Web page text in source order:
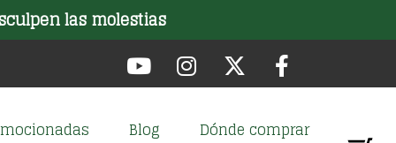
las molestias
Blog Dónde comprar